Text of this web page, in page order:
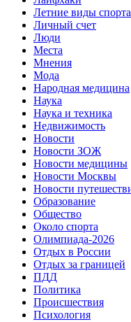
Летние виды спорта
Личный счет
Люди
Места
Мнения
Мода
Народная медицина
Наука
Наука и техника
Недвижимость
Новости
Новости ЗОЖ
Новости медицины
Новости Москвы
Новости
Образование
Общество
Около спорта
Олимпиада-2026
Отдых в России
Отдых за границей
ПДД
Политика
Происшествия
Психология